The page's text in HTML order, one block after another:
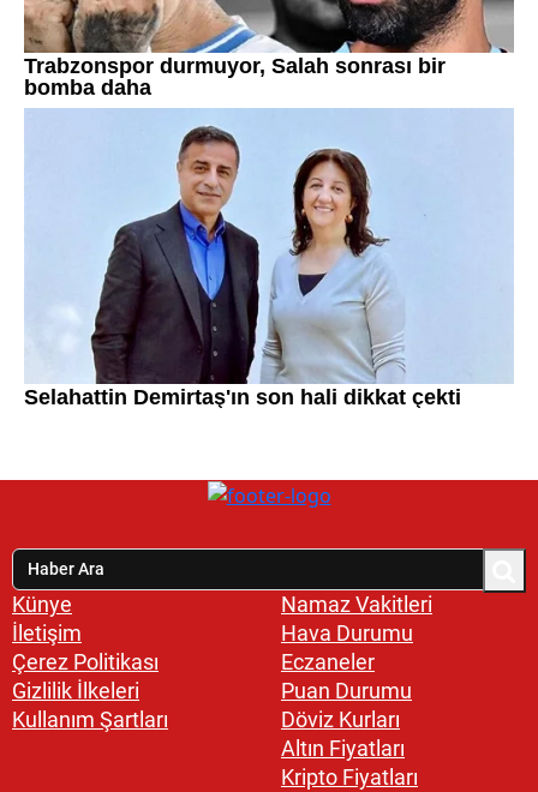
Künye
İletişim
Çerez Politikası
Gizlilik İlkeleri
Kullanım Şartları
Namaz Vakitleri
Hava Durumu
Eczaneler
Puan Durumu
Döviz Kurları
Altın Fiyatları
Kripto Fiyatları